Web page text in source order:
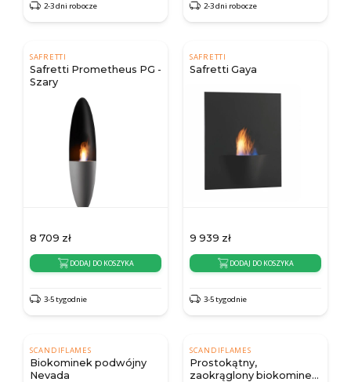
2-3 dni robocze 2-3 dni robocze
SAFRETTI
Safretti Prometheus PG -
Szary
8 709 zł
DODAJ DO KOSZYKA
3-5 tygodnie
SAFRETTI
Safretti Gaya
9 939 zł
DODAJ DO KOSZYKA
3-5 tygodnie
SCANDIFLAMES
Biokominek podwójny
Nevada
SCANDIFLAMES
Prostokątny,
zaokrąglony biokominek